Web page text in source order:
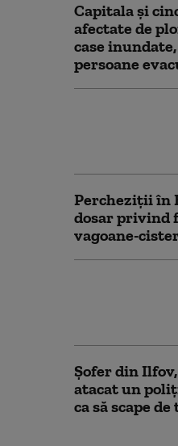
Capitala și
afectate de
case
persoane
Percheziții în
dosar privind
vagoane-
Şofer din
atacat un
ca să scape